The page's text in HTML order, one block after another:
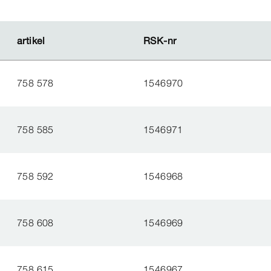
artikel RSK-​nr
artikel RSK-​nr
758 578 1546970
758 585 1546971
758 592 1546968
758 608 1546969